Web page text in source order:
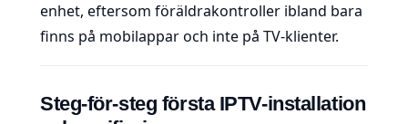
enhet, eftersom föräldrakontroller ibland bara
finns på mobilappar och inte på TV-klienter.
Steg-för-steg första IPTV-installation